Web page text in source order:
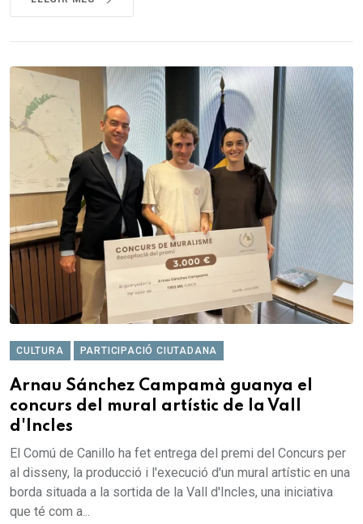
CULTURA PARTICIPACIÓ CIUTADANA
Arnau Sánchez Campamà guanya el
concurs del mural artístic de la Vall
d'Incles
El Comú de Canillo ha fet entrega del premi del Concurs per
al disseny, la producció i l'execució d'un mural artístic en una
borda situada a la sortida de la Vall d'Incles, una iniciativa
que té com a...